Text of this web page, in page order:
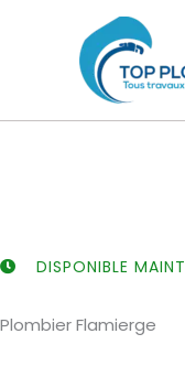
DISPONIBLE
Plombier Flamierge